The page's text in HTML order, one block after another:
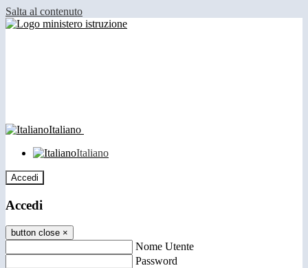
Salta al contenuto
Italiano
Italiano
Accedi
Accedi
button close ×
Nome Utente
Password